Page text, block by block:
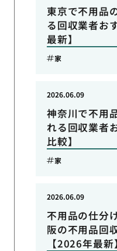
東京で不用品
る回収業者お
最新】
家
神奈川で不用
れる回収業者
比較】
2026.06.09
家
不用品の仕分
阪の不用品回
【2026年最新】
2026.06.09